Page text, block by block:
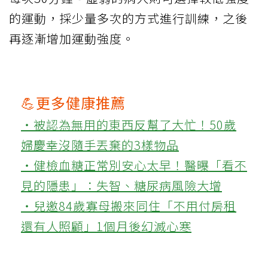
的運動，採少量多次的方式進行訓練，之後
再逐漸增加運動強度。
💪更多健康推薦
‧被認為無用的東西反幫了大忙！50歲
婦慶幸沒隨手丟棄的3樣物品
‧健檢血糖正常別安心太早！醫曝「看不
見的隱患」：失智、糖尿病風險大增
‧兒邀84歲寡母搬來同住「不用付房租
還有人照顧」1個月後幻滅心寒